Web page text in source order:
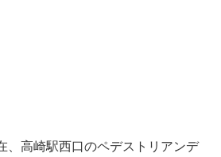
、高崎駅西口のペデストリアンデ